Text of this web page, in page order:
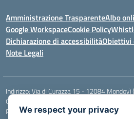
Amministrazione TrasparenteAlbo
Google WorkspaceCookie Policy
Dichiarazione di accessibilitàObiettivi
Note Legali
Indirizzo:Via di Curazza 15 - 12084 Mondovì
Centralino:
Posta elettronica certificata (PEC):
We respect your privacy